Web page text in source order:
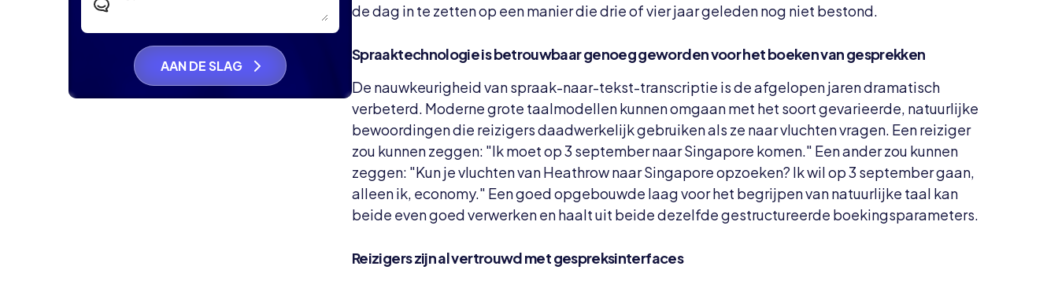
AAN DE SLAG
de dag in te zetten op een manier die drie of vier jaar geleden nog niet bestond.
Spraaktechnologie is betrouwbaar genoeg geworden voor het boeken van gesprekken
De nauwkeurigheid van spraak-naar-tekst-transcriptie is de afgelopen jaren dramatisch
verbeterd. Moderne grote taalmodellen kunnen omgaan met het soort gevarieerde, natuurlijke
bewoordingen die reizigers daadwerkelijk gebruiken als ze naar vluchten vragen. Een reiziger
zou kunnen zeggen: "Ik moet op 3 september naar Singapore komen." Een ander zou kunnen
zeggen: "Kun je vluchten van Heathrow naar Singapore opzoeken? Ik wil op 3 september gaan,
alleen ik, economy." Een goed opgebouwde laag voor het begrijpen van natuurlijke taal kan
beide even goed verwerken en haalt uit beide dezelfde gestructureerde boekingsparameters.
Reizigers zijn al vertrouwd met gespreksinterfaces